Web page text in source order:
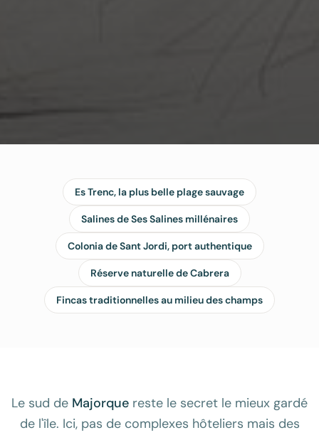
Es Trenc, la plus belle plage sauvage
Salines de Ses Salines millénaires
Colonia de Sant Jordi, port authentique
Réserve naturelle de Cabrera
Fincas traditionnelles au milieu des champs
Le sud de Majorque reste le secret le mieux gardé
de l'île. Ici, pas de complexes hôteliers mais des